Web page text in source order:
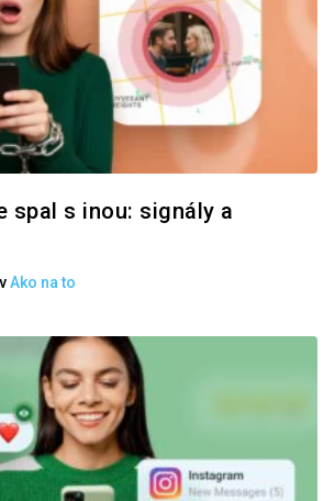
spal s inou: signály a
vAko na to